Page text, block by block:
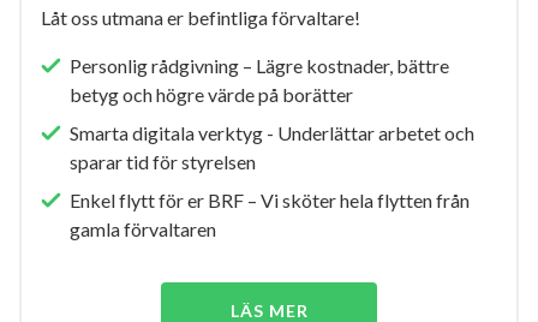
Låt oss utmana er befintliga förvaltare!
Personlig rådgivning – Lägre kostnader, bättre
betyg och högre värde på borätter
Smarta digitala verktyg - Underlättar arbetet och
sparar tid för styrelsen
Enkel flytt för er BRF – Vi sköter hela flytten från
gamla förvaltaren
LÄS MER